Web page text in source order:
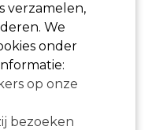
verzamelen,
We
onder
op onze
bezoeken